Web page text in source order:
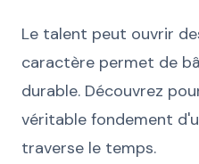
Le talent peut ouvrir
caractère permet de
durable. Découvrez
véritable fondement
traverse le temps.